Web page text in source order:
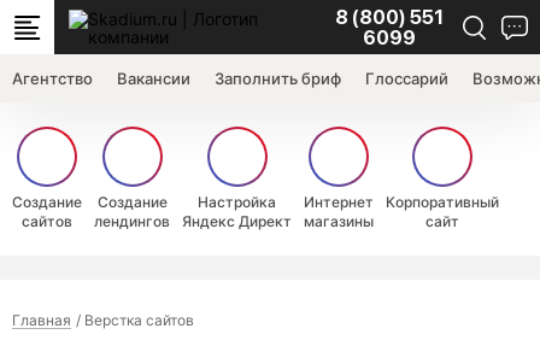
8 (800) 551
6099
Агентство Вакансии Заполнить бриф Глоссарий
Создание
сайтов
Создание
лендингов
Настройка
Яндекс Директ
Интернет
магазины
Корпоративный
сайт
Главная Верстка сайтов